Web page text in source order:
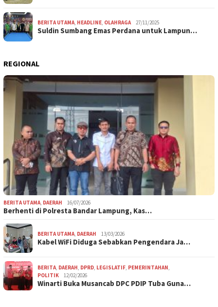
BERITA UTAMA, HEADLINE, OLAHRAGA 27/11/2025
Suldin Sumbang Emas Perdana untuk Lampun…
REGIONAL
BERITA UTAMA, DAERAH 16/07/2026
Berhenti di Polresta Bandar Lampung, Kas…
BERITA UTAMA, DAERAH 13/03/2026
Kabel WiFi Diduga Sebabkan Pengendara Ja…
BERITA, DAERAH, DPRD, LEGISLATIF, PEMERINTAHAN,
POLITIK
12/02/2026
Winarti Buka Musancab DPC PDIP Tuba Guna…